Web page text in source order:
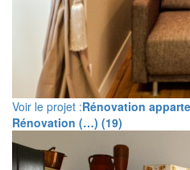
Voir le projet :Rénovation
Rénovation (…) (19)